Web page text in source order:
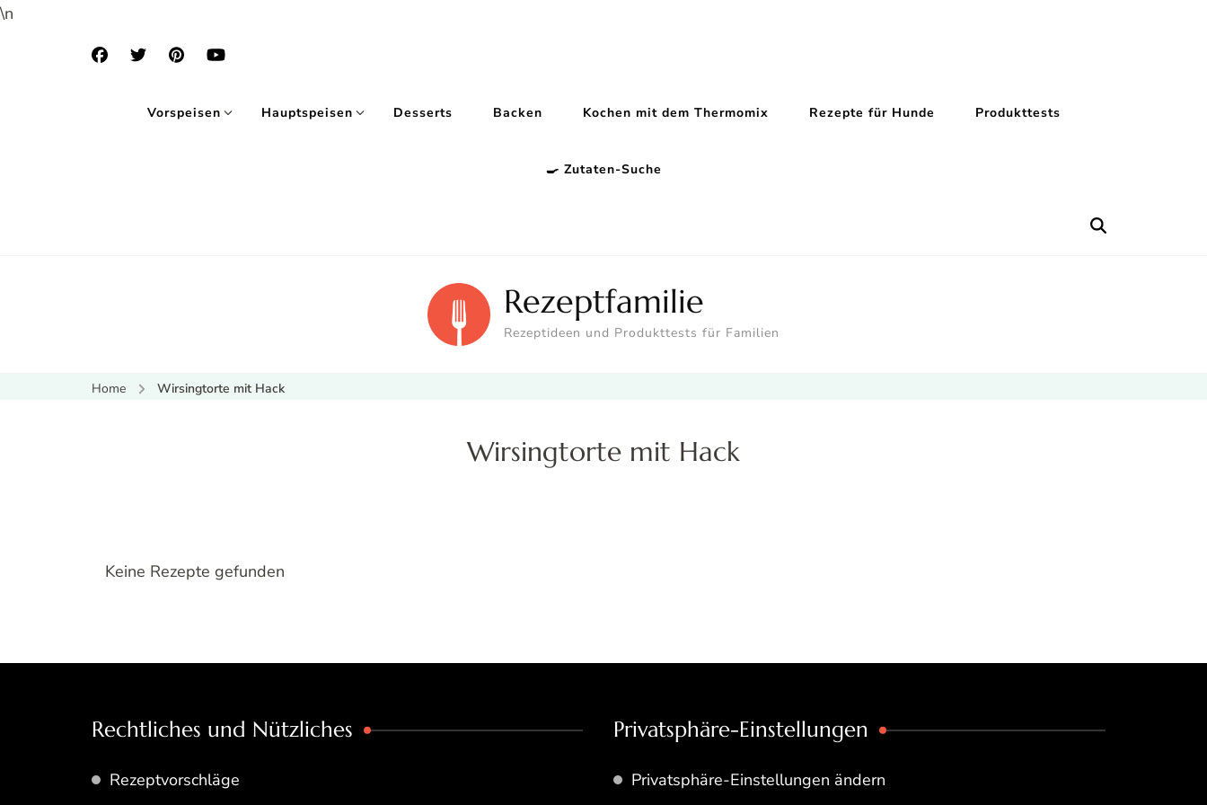
\n
Vorspeisen Hauptspeisen Desserts Backen Kochen mit dem Thermomix Rezepte für Hunde Produkttests
🍳 Zutaten-Suche
Rezeptfamilie
Rezeptideen und Produkttests für Familien
Home Wirsingtorte mit Hack
Wirsingtorte mit Hack
Keine Rezepte gefunden
Rechtliches und Nützliches
Rezeptvorschläge
Privatsphäre-Einstellungen
Privatsphäre-Einstellungen ändern